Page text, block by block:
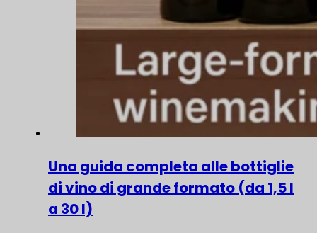
Una guida completa alle bottiglie
di vino di grande formato (da 1,5 l
a 30 l)